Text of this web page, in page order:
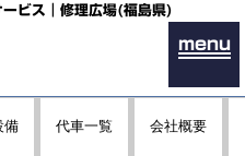
ビス｜修理広場(福島県)
menu
備 代車一覧 会社概要